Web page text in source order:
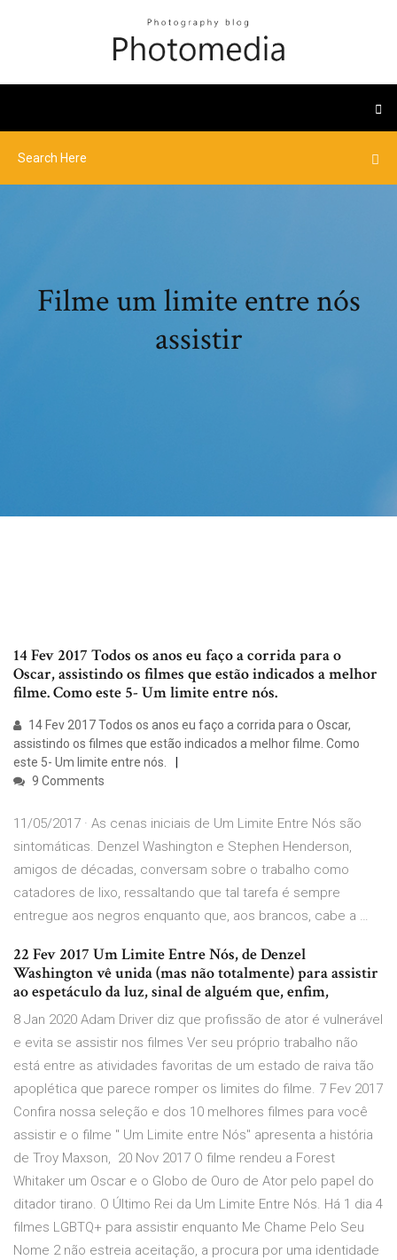
Filme um limite entre nós
assistir
14 Fev 2017 Todos os anos eu faço a corrida para o
Oscar, assistindo os filmes que estão indicados a melhor
filme. Como este 5- Um limite entre nós.
14 Fev 2017 Todos os anos eu faço a corrida para o Oscar,
assistindo os filmes que estão indicados a melhor filme. Como
este 5- Um limite entre nós.
9 Comments
11/05/2017 · As cenas iniciais de Um Limite Entre Nós são
sintomáticas. Denzel Washington e Stephen Henderson,
amigos de décadas, conversam sobre o trabalho como
catadores de lixo, ressaltando que tal tarefa é sempre
entregue aos negros enquanto que, aos brancos, cabe a …
22 Fev 2017 Um Limite Entre Nós, de Denzel
Washington vê unida (mas não totalmente) para assistir
ao espetáculo da luz, sinal de alguém que, enfim,
8 Jan 2020 Adam Driver diz que profissão de ator é vulnerável
e evita se assistir nos filmes Ver seu próprio trabalho não
está entre as atividades favoritas de um estado de raiva tão
apoplética que parece romper os limites do filme. 7 Fev 2017
Confira nossa seleção e dos 10 melhores filmes para você
assistir e o filme " Um Limite entre Nós" apresenta a história
de Troy Maxson, 20 Nov 2017 O filme rendeu a Forest
Whitaker um Oscar e o Globo de Ouro de Ator pelo papel do
ditador tirano. O Último Rei da Um Limite Entre Nós. Há 1 dia 4
filmes LGBTQ+ para assistir enquanto Me Chame Pelo Seu
Nome 2 não estreia aceitação, a procura por uma identidade